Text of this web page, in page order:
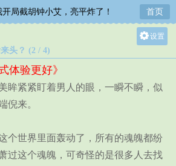
局截胡钟小艾，亮平炸了！ 首页
设置
中
头？ (2 / 4)
体验更好》
紧紧盯着男人的眼，一瞬不瞬，似
倪来。
世界里面轰动了，所有的魂魄都纷
过这个魂魄，可奇怪的是很多人去找